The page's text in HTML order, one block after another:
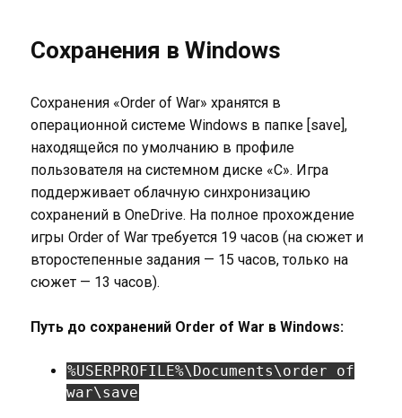
Сохранения в Windows
Сохранения «Order of War» хранятся в
операционной системе Windows в папке [save],
находящейся по умолчанию в профиле
пользователя на системном диске «C». Игра
поддерживает облачную синхронизацию
сохранений в OneDrive. На полное прохождение
игры Order of War требуется 19 часов (на сюжет и
второстепенные задания — 15 часов, только на
сюжет — 13 часов).
Путь до сохранений Order of War в Windows:
%USERPROFILE%\Documents\order of
war\save